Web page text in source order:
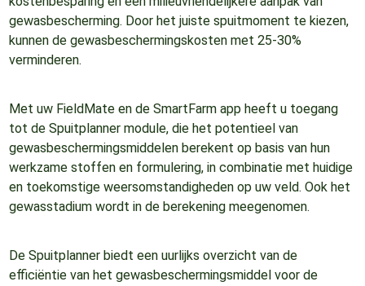
gewasbescherming. Door het juiste spuitmoment te kiezen,
kunnen de gewasbeschermingskosten met 25-30%
verminderen.
Met uw FieldMate en de SmartFarm app heeft u toegang
tot de Spuitplanner module, die het potentieel van
gewasbeschermingsmiddelen berekent op basis van hun
werkzame stoffen en formulering, in combinatie met huidige
en toekomstige weersomstandigheden op uw veld. Ook het
gewasstadium wordt in de berekening meegenomen.
De Spuitplanner biedt een uurlijks overzicht van de
efficiëntie van het gewasbeschermingsmiddel voor de